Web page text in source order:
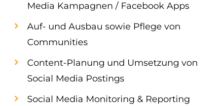
Media Kampagnen / Facebook Apps
Auf- und Ausbau sowie Pflege von
Communities
Content-Planung und Umsetzung von
Social Media Postings
Social Media Monitoring & Reporting